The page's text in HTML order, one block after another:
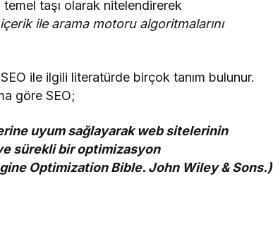
taşı olarak nitelendirerek
ile arama motoru algoritmalarını
ile ilgili literatürde birçok tanım bulunur.
göre SEO;
uyum sağlayarak web sitelerinin
sürekli bir optimizasyon
Optimization Bible. John Wiley & Sons.)